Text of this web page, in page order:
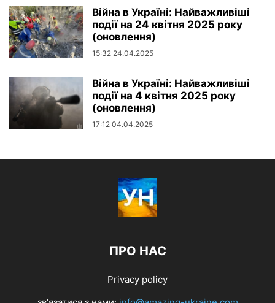
Війна в Україні: Найважливіші
події на 24 квітня 2025 року
(оновлення)
15:32 24.04.2025
Війна в Україні: Найважливіші
події на 4 квітня 2025 року
(оновлення)
17:12 04.04.2025
ПРО НАС
Privacy policy